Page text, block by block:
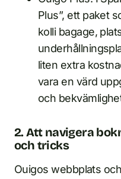
Plus”, ett paket
kolli bagage,
liten extra
vara en värd
och
2. Att navigera
och tricks
Ouigos webbplats